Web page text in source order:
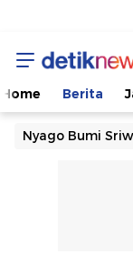
Home Berita
Nyago Bumi